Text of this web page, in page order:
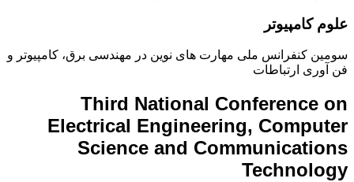
علوم کامپیوتر
سومین کنفرانس ملی مهارت های نوین در مهندسی برق، کامپیوتر و
فن آوری ارتباطات
Third National Conference on
Electrical Engineering, Computer
Science and Communications
Technology